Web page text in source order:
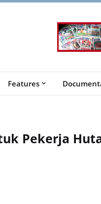
Features
Pekerja